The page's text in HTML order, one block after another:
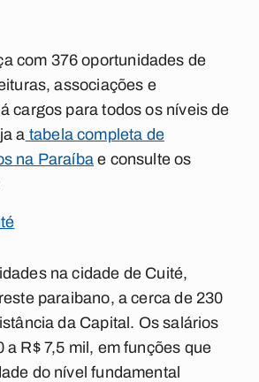
com 376 oportunidades de
associações e
cargos para todos os níveis de
a tabela completa de
na Paraíba e consulte os
na cidade de Cuité,
paraibano, a cerca de 230
da Capital. Os salários
a R$ 7,5 mil, em funções que
do nível fundamental